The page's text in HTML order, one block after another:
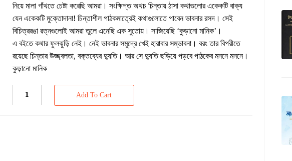
নিয়ে মালা গাঁথতে চেষ্টা করেছি আমরা। সংক্ষিপ্ত অথচ চিন্তায় ঠাসা কথাগুলোর একেকটি বাক্য
যেন একেকটি মুক্তোদানা! চিন্তাশীল পাঠকমাত্রেই কথাগুলোতে পাবেন ভাবনার রসদ। সেই
বিচিত্ররঙা রত্নগুলোই আমরা তুলে এনেছি এক সুতোয়। সাজিয়েছি ‘কুড়ানো মানিক’।
এ বইতে কথার ফুলঝুড়ি নেই। নেই ভাবনার সমুদ্রে খেই হারাবার সম্ভাবনা। বরং তার বিপরীতে
রয়েছে চিন্তার উজ্জ্বলতা, বক্তব্যের দ্যুতি। আর সে দ্যুতি ছড়িয়ে পড়বে পাঠকের মননে মননে।
কুড়ানো মানিক
Add To Cart